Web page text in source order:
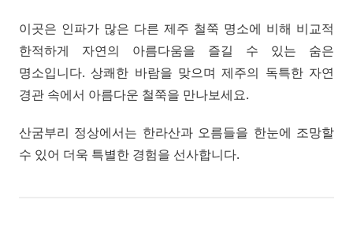
이곳은 인파가 많은 다른 제주 철쭉 명소에 비해 비교적
한적하게 자연의 아름다움을 즐길 수 있는 숨은
명소입니다. 상쾌한 바람을 맞으며 제주의 독특한 자연
경관 속에서 아름다운 철쭉을 만나보세요.
산굼부리 정상에서는 한라산과 오름들을 한눈에 조망할
수 있어 더욱 특별한 경험을 선사합니다.